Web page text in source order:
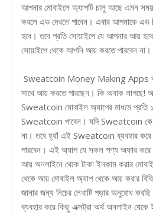
আপনার মোবাইলে অ্যাপটি চালু আছে এমন সময়
করলে এড দেখতে পাবেন। এবার আপনাকে এড
হবে। তবে প্রতি সোয়াইপে যে আপনার আয়
সোয়াইপে থেকে আপনি আয় করতে পারবেন না।
Sweatcoin Money Making Apps
সাথে আয় করতে পারছেন। কি অবাক লাগছে!
Sweatcoin মোবাইল অ্যাপের মাধমে প্রতি
Sweatcoin পাবেন। যদি Sweatcoin কে
না। তবে হ্যাঁ এই Sweatcoin ব্যবহার করে
পারবেন। এই অ্যাপ যে সকল পণ্য অফার করে
আয় অনলাইনে থেকে টাকা ইনকাম করার
থেকে আয় মোবাইল অ্যাপ থেকে আয় করার
জানার জন্য নিচের লেখাটি পড়ার অনুরোধ
ব্যবহার করে কিছু এক্সট্রা অর্থ অনলাইন